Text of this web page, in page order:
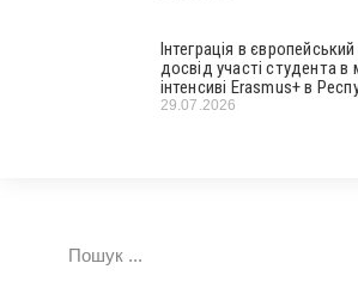
Інтеграція в європейський
досвід участі студента
інтенсиві Erasmus+ в
29.07.2026